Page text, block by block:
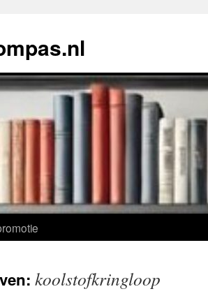
koolstofkringloop